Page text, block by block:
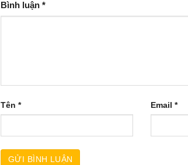
Bình luận *
Tên * Email *